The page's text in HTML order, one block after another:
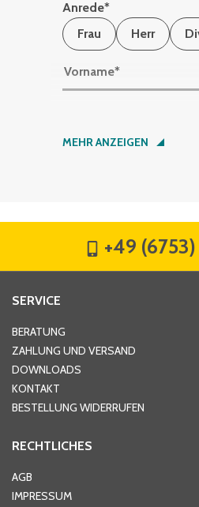
Anrede*
Frau
Herr
Vorname*
Nachname*
Hausnummer
Ort*
MEHR ANZEIGEN
+49
SERVICE
BERATUNG
ZAHLUNG UND VERSAND
DOWNLOADS
KONTAKT
BESTELLUNG WIDERRUFEN
RECHTLICHES
AGB
IMPRESSUM